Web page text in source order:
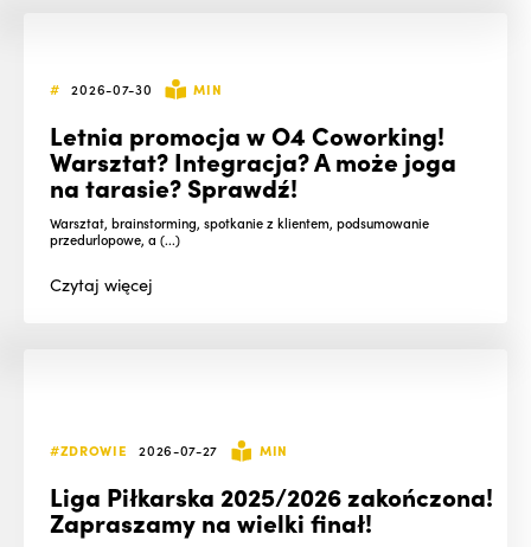
# 2026-07-30 MIN
Letnia promocja w O4 Coworking!
Warsztat? Integracja? A może joga
na tarasie? Sprawdź!
Warsztat, brainstorming, spotkanie z klientem, podsumowanie
przedurlopowe, a (...)
Czytajwięcej
#ZDROWIE 2026-07-27 MIN
Liga Piłkarska 2025/2026 zakończona!
Zapraszamy na wielki finał!